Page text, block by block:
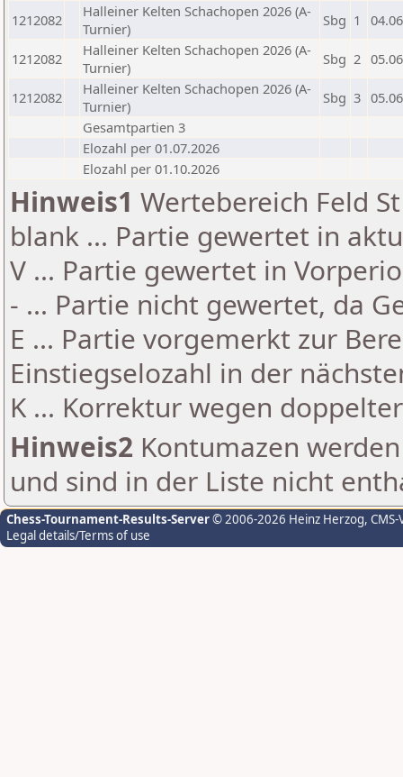
1212082
Halleiner Kelten Schachopen 2026 (A-
Turnier)
Sbg 1
1212082
Halleiner Kelten Schachopen 2026 (A-
Turnier)
Sbg 2
1212082
Halleiner Kelten Schachopen 2026 (A-
Turnier)
Sbg 3
Gesamtpartien 3
Elozahl per 01.07.2026
Elozahl per 01.10.2026
Hinweis1 Wertebereich Feld
blank ... Partie gewertet in
V ... Partie gewertet in
- ... Partie nicht gewertet, da
E ... Partie vorgemerkt zur
Einstiegselozahl in der
K ... Korrektur wegen
Hinweis2 Kontumazen
und sind in der Liste nicht
Chess-Tournament-Results-Server© 2006-2026 Heinz Herzog,
Legal details/Terms of use